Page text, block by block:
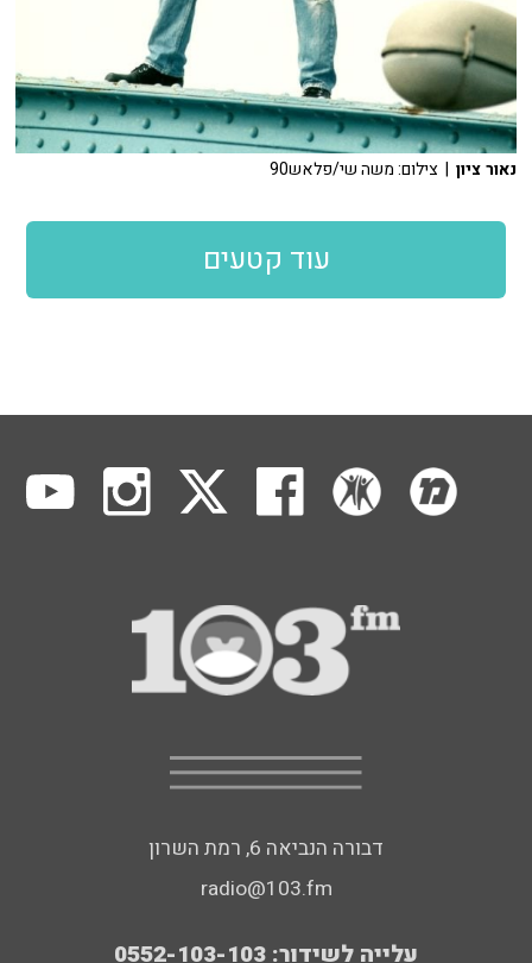
נאור ציון | צילום: משה שי/פלאש90
עוד קטעים
דבורה הנביאה 6, רמת השרון
radio@103.fm
עלייה לשידור: 0552-103-103